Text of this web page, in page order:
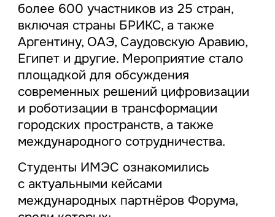
более 600 участников из 25 стран,
включая страны БРИКС, а также
Аргентину, ОАЭ, Саудовскую Аравию,
Египет и другие. Мероприятие стало
площадкой для обсуждения
современных решений цифровизации
и роботизации в трансформации
городских пространств, а также
международного сотрудничества.
Студенты ИМЭС ознакомились
с актуальными кейсами
международных партнёров Форума,